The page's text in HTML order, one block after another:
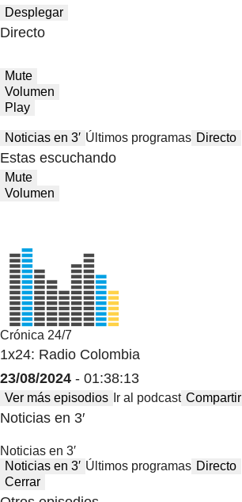
Desplegar
Directo
Mute
Volumen
Play
Noticias en 3′ Últimos programas Directo
Estas escuchando
Mute
Volumen
Crónica 24/7
1x24: Radio Colombia
23/08/2024 - 01:38:13
Ver más episodios Ir al podcast Compartir
Noticias en 3′
Noticias en 3′
Noticias en 3′ Últimos programas Directo
Cerrar